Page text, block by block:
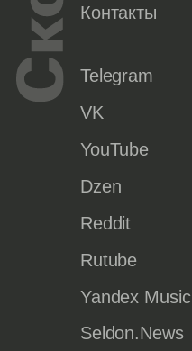
Контакты
Telegram
VK
YouTube
Dzen
Reddit
Rutube
Yandex Music
Seldon.News